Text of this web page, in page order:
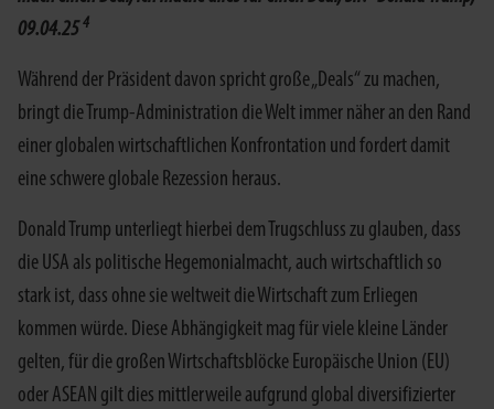
09.04.25 4
Während der Präsident davon spricht große „Deals“ zu machen,
bringt die Trump-Administration die Welt immer näher an den Rand
einer globalen wirtschaftlichen Konfrontation und fordert damit
eine schwere globale Rezession heraus.
Donald Trump unterliegt hierbei dem Trugschluss zu glauben, dass
die USA als politische Hegemonialmacht, auch wirtschaftlich so
stark ist, dass ohne sie weltweit die Wirtschaft zum Erliegen
kommen würde. Diese Abhängigkeit mag für viele kleine Länder
gelten, für die großen Wirtschaftsblöcke Europäische Union (EU)
oder ASEAN gilt dies mittlerweile aufgrund global diversifizierter